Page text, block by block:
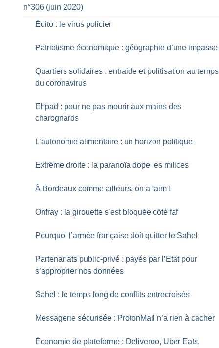
n°306 (juin 2020)
Édito : le virus policier
Patriotisme économique : géographie d’une impasse
Quartiers solidaires : entraide et politisation au temps
du coronavirus
Ehpad : pour ne pas mourir aux mains des
charognards
L’autonomie alimentaire : un horizon politique
Extrême droite : la paranoïa dope les milices
À Bordeaux comme ailleurs, on a faim !
Onfray : la girouette s’est bloquée côté faf
Pourquoi l’armée française doit quitter le Sahel
Partenariats public-privé : payés par l’État pour
s’approprier nos données
Sahel : le temps long de conflits entrecroisés
Messagerie sécurisée : ProtonMail n’a rien à cacher
Économie de plateforme : Deliveroo, Uber Eats,